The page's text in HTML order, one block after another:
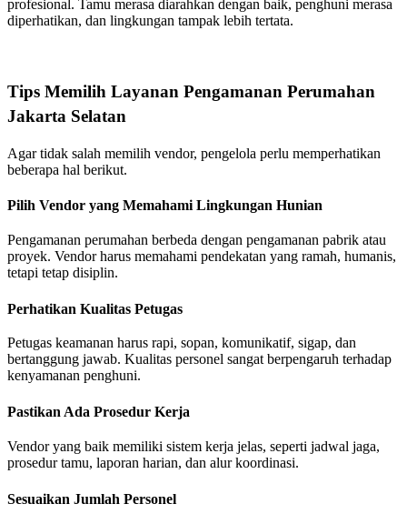
profesional. Tamu merasa diarahkan dengan baik, penghuni merasa
diperhatikan, dan lingkungan tampak lebih tertata.
Tips Memilih Layanan Pengamanan Perumahan
Jakarta Selatan
Agar tidak salah memilih vendor, pengelola perlu memperhatikan
beberapa hal berikut.
Pilih Vendor yang Memahami Lingkungan Hunian
Pengamanan perumahan berbeda dengan pengamanan pabrik atau
proyek. Vendor harus memahami pendekatan yang ramah, humanis,
tetapi tetap disiplin.
Perhatikan Kualitas Petugas
Petugas keamanan harus rapi, sopan, komunikatif, sigap, dan
bertanggung jawab. Kualitas personel sangat berpengaruh terhadap
kenyamanan penghuni.
Pastikan Ada Prosedur Kerja
Vendor yang baik memiliki sistem kerja jelas, seperti jadwal jaga,
prosedur tamu, laporan harian, dan alur koordinasi.
Sesuaikan Jumlah Personel